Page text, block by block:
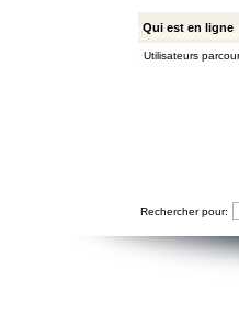
Qui est en ligne
Utilisateurs
Rechercher pour: